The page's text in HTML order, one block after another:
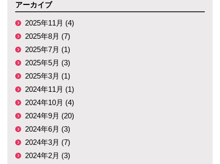
アーカイブ
2025年11月 (4)
2025年8月 (7)
2025年7月 (1)
2025年5月 (3)
2025年3月 (1)
2024年11月 (1)
2024年10月 (4)
2024年9月 (20)
2024年6月 (3)
2024年3月 (7)
2024年2月 (3)